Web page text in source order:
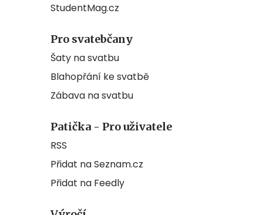
StudentMag.cz
Pro svatebčany
Šaty na svatbu
Blahopřání ke svatbě
Zábava na svatbu
Patička - Pro uživatele
RSS
Přidat na Seznam.cz
Přidat na Feedly